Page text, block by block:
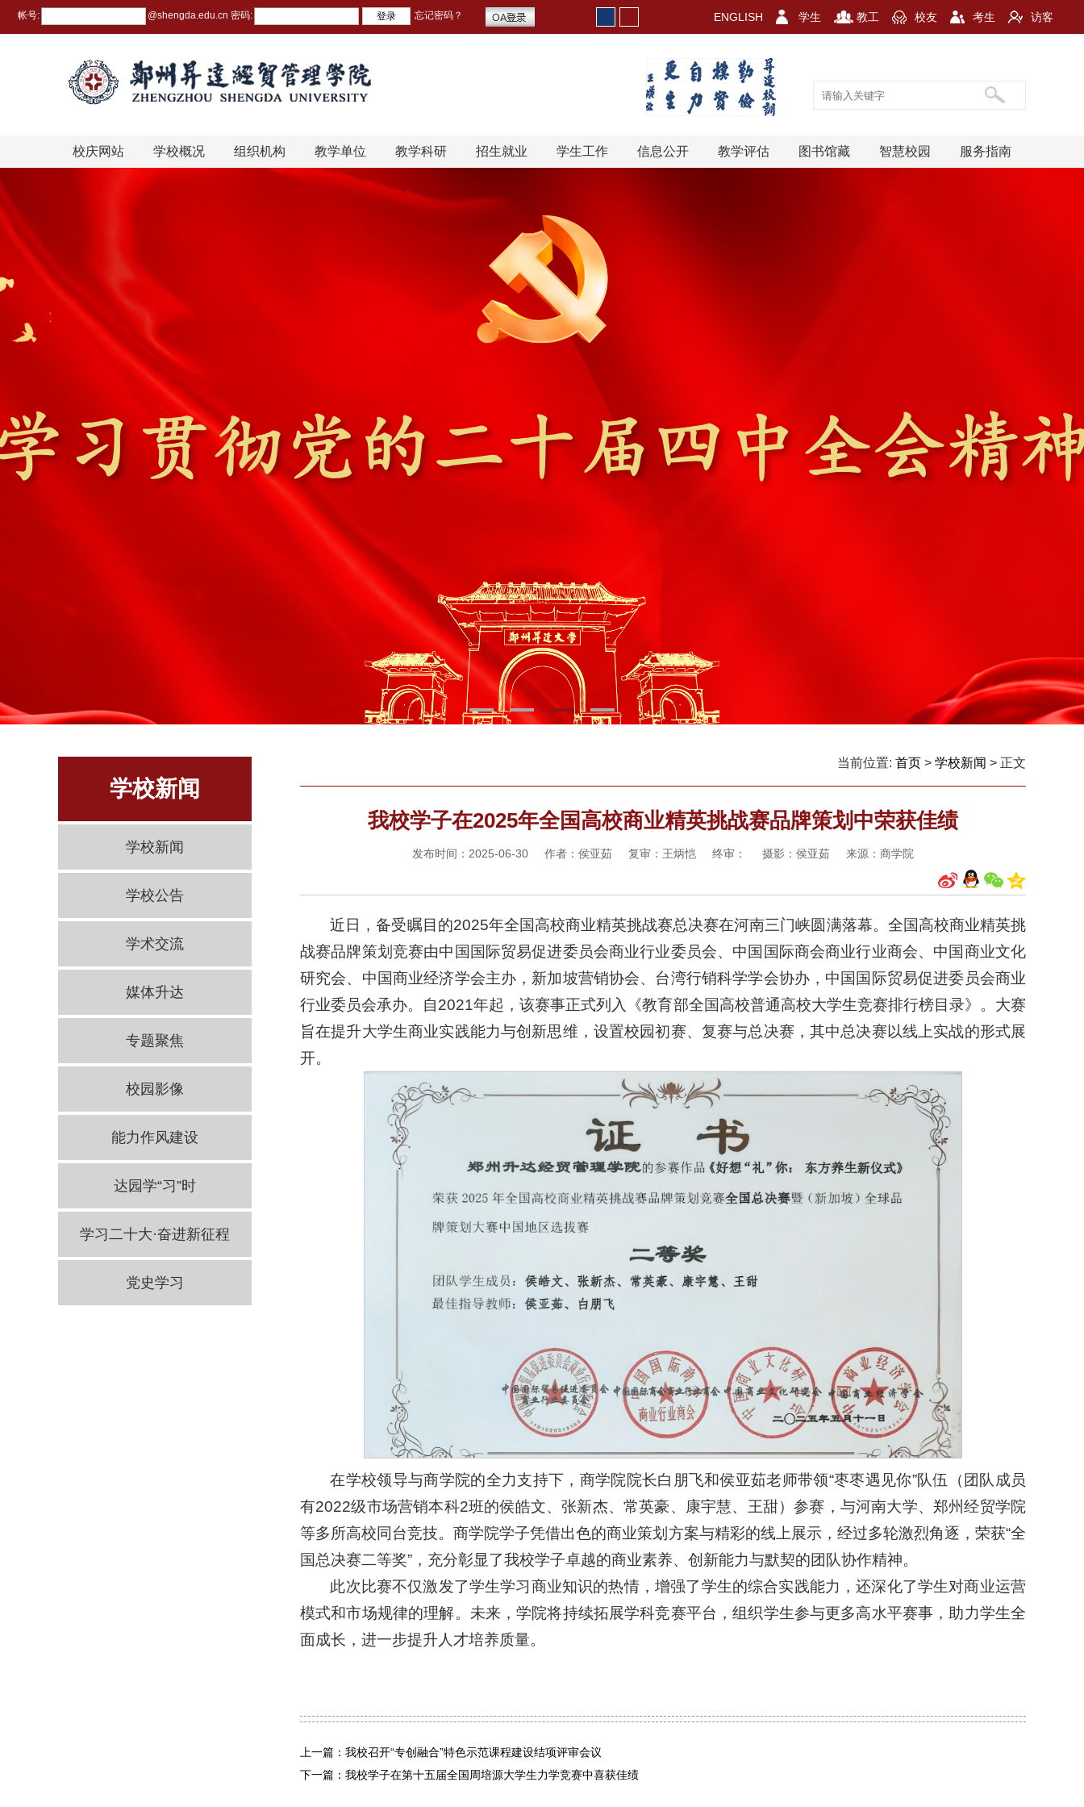
帐号: @shengda.edu.cn 密码: 忘记密码？ ENGLISH 学生 教工 校友 考生 访客
校庆网站 学校概况 组织机构 教学单位 教学科研 招生就业 学生工作 信息公开 教学评估 图书馆藏 智慧校园 服务指南
1 3 4
学校新闻
学校新闻
学校公告
学术交流
媒体升达
专题聚焦
校园影像
能力作风建设
达园学“习”时
学习二十大·奋进新征程
党史学习
当前位置: 首页 > 学校新闻 > 正文
我校学子在2025年全国高校商业精英挑战赛品牌策划中荣获佳绩
发布时间：2025-06-30 作者：侯亚茹 复审：王炳恺 终审： 摄影：侯亚茹 来源：商学院
近日，备受瞩目的2025年全国高校商业精英挑战赛总决赛在河南三门峡圆满落幕。全国高校商业精英挑
战赛品牌策划竞赛由中国国际贸易促进委员会商业行业委员会、中国国际商会商业行业商会、中国商业文化
研究会、中国商业经济学会主办，新加坡营销协会、台湾行销科学学会协办，中国国际贸易促进委员会商业
行业委员会承办。自2021年起，该赛事正式列入《教育部全国高校普通高校大学生竞赛排行榜目录》。大赛
旨在提升大学生商业实践能力与创新思维，设置校园初赛、复赛与总决赛，其中总决赛以线上实战的形式展
开。
在学校领导与商学院的全力支持下，商学院院长白朋飞和侯亚茹老师带领“枣枣遇见你”队伍（团队成员
有2022级市场营销本科2班的侯皓文、张新杰、常英豪、康宇慧、王甜）参赛，与河南大学、郑州经贸学院
等多所高校同台竞技。商学院学子凭借出色的商业策划方案与精彩的线上展示，经过多轮激烈角逐，荣获“全
国总决赛二等奖”，充分彰显了我校学子卓越的商业素养、创新能力与默契的团队协作精神。
此次比赛不仅激发了学生学习商业知识的热情，增强了学生的综合实践能力，还深化了学生对商业运营
模式和市场规律的理解。未来，学院将持续拓展学科竞赛平台，组织学生参与更多高水平赛事，助力学生全
面成长，进一步提升人才培养质量。
上一篇：我校召开“专创融合”特色示范课程建设结项评审会议
下一篇：我校学子在第十五届全国周培源大学生力学竞赛中喜获佳绩